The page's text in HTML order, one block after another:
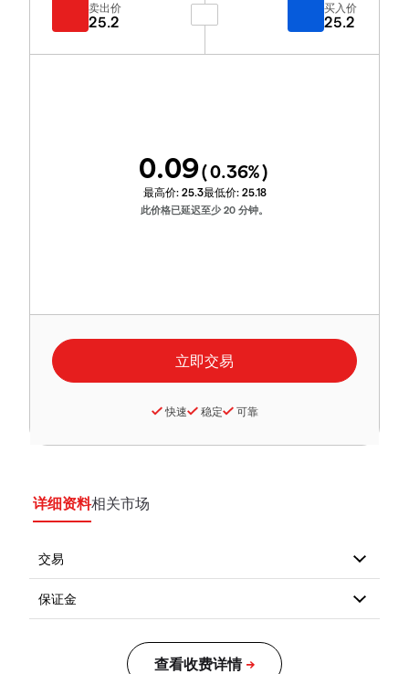
卖出价
25.2
买入价
25.2
0.09(0.36%)
最高价: 25.3最低价: 25.18
此价格已延迟至少 20 分钟。
快速 稳定 可靠
详细资料相关市场